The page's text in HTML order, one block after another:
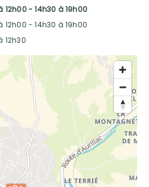
12h00- 14h30 à 19h00
12h00 - 14h30 à 19h00
12h30